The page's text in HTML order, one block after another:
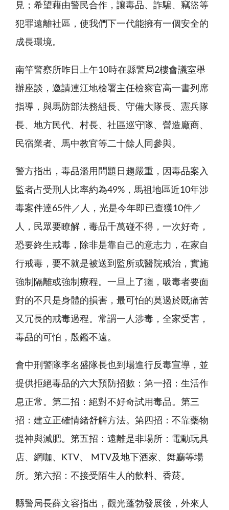
見；希望藉由警民合作，讓毒品、詐騙、竊盜等
犯罪遠離社區，使我們下一代能擁有一個安全的
成長環境。
南竿警察所昨日上午10時在縣警局2樓會議室舉
辦座談，邀請連江地檢署主任檢察官高一書列席
指導，與馬防部法務組長、守備大隊長、憲兵隊
長、地方民代、村長、社區巡守隊、營造廠商、
民宿業者、馬中教官等二十餘人同參與。
警方指出，毒品濫用問題日趨嚴重，因毒品案入
監者占受刑人比率約為49%，馬祖地區近10年涉
毒案件達65件／人，光是今年即已查獲10件／
人，民眾要瞭解，毒品千萬碰不得，一次好奇，
恐要終生戒毒，除非是靠自己的意志力，在家自
行戒毒，要不就是被送到監所或醫院戒治，實施
強制隔離或強制療程。一旦上了癮，吸毒者要面
對的不只是身體的損害，最可怕的莫過於既痛苦
又冗長的戒毒過程。常謂一人涉毒，全家受害，
毒品的可怕，殷鑑不遠。
會中刑警隊李名盛隊長也到場進行反毒宣導，並
提供拒絕毒品的六大預防招數：第一招：生活作
息正常。第二招：絕對不好奇試用毒品。第三
招：建立正確情緒舒解方法。第四招：不靠藥物
提神與減肥。第五招：遠離是非場所：電動玩具
店、網咖、KTV、 MTV及地下酒家、舞廳等場
所。第六招：不接受陌生人的飲料、香菸。
縣警局長薛文容指出，觀光蓬勃發展後，外來人